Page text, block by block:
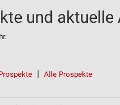
und
Alle Prospekte